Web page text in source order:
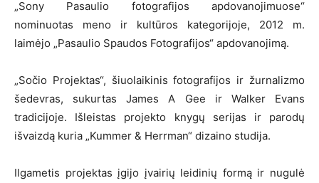
„Sony Pasaulio fotografijos apdovanojimuose“
nominuotas meno ir kultūros kategorijoje, 2012 m.
laimėjo „Pasaulio Spaudos Fotografijos“ apdovanojimą.
„Sočio Projektas“, šiuolaikinis fotografijos ir žurnalizmo
šedevras, sukurtas James A Gee ir Walker Evans
tradicijoje. Išleistas projekto knygų serijas ir parodų
išvaizdą kuria „Kummer & Herrman“ dizaino studija.
Ilgametis projektas įgijo įvairių leidinių formą ir nugulė